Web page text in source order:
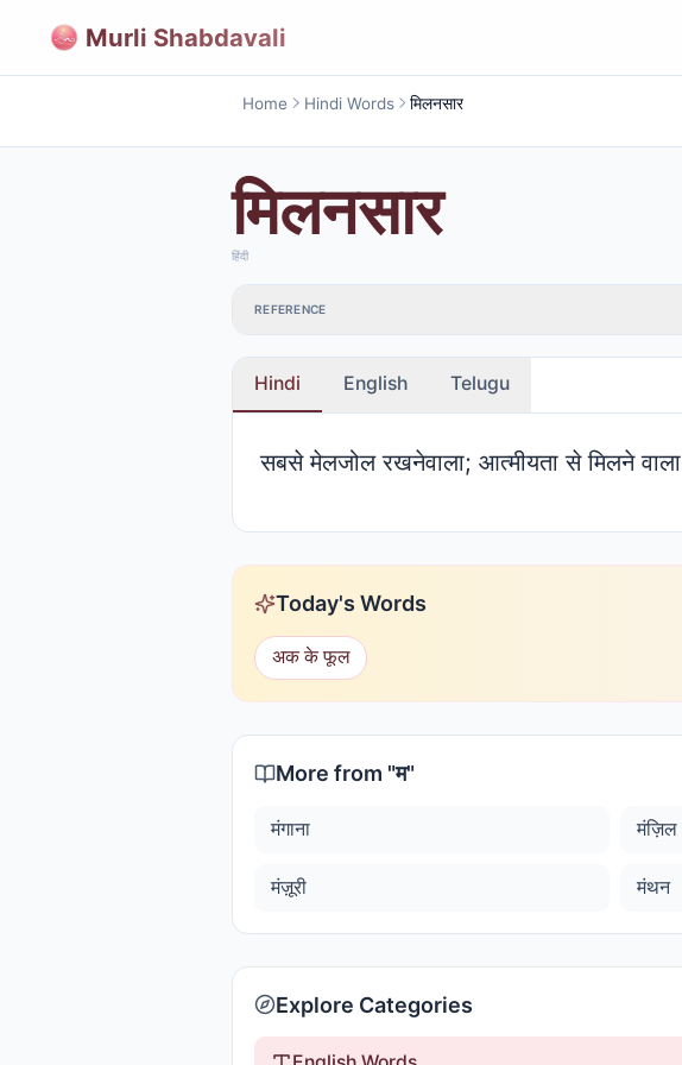
Murli Shabdavali
Home Hindi Words मिलनसार
मिलनसार
हिंदी
REFERENCE
Hindi English Telugu
सबसे मेलजोल रखनेवाला; आत्मीयता से मिलने वाला
Today's Words
अक के फूल
More from "म"
मंगाना मंज़िल
मंज़ूरी मंथन
Explore Categories